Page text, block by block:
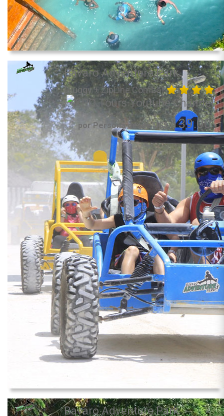
Bavaro Adventure Park
(Buggy + ZipLine Combo)
por Persona desde US$139.00
Bavaro Adventure Park